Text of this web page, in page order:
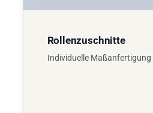
Rollenzuschnitte
Individuelle Maßanfertigung